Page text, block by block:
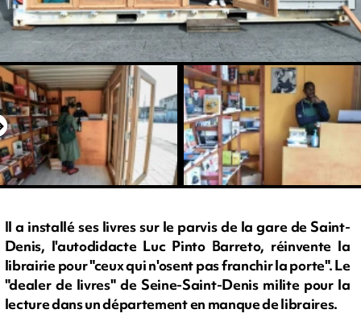
Il a installé ses livres sur le parvis de la gare de Saint-
Denis, l'autodidacte Luc Pinto Barreto, réinvente la
librairie pour "ceux qui n'osent pas franchir la porte". Le
"dealer de livres" de Seine-Saint-Denis milite pour la
lecture dans un département en manque de libraires.